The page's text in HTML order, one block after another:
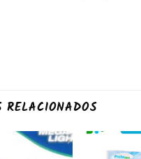
RELACIONADOS